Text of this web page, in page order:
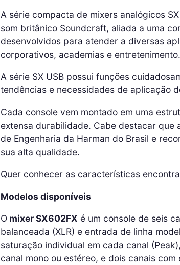
A série compacta de mixers analógicos
som britânico Soundcraft, aliada a uma
desenvolvidos para atender a diversas
corporativos, academias e entretenimento.
A série SX USB possui funções
tendências e necessidades de aplicação
Cada console vem montado em uma
extensa durabilidade. Cabe destacar
de Engenharia da Harman do Brasil e
sua alta qualidade.
Quer conhecer as características
Modelos disponíveis
O mixer SX602FX é um console de seis
balanceada (XLR) e entrada de linha
saturação individual em cada canal
canal mono ou estéreo, e dois canais